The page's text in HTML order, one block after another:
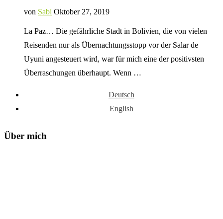
von Sabi Oktober 27, 2019
La Paz… Die gefährliche Stadt in Bolivien, die von vielen
Reisenden nur als Übernachtungsstopp vor der Salar de
Uyuni angesteuert wird, war für mich eine der positivsten
Überraschungen überhaupt. Wenn …
Deutsch
English
Über mich